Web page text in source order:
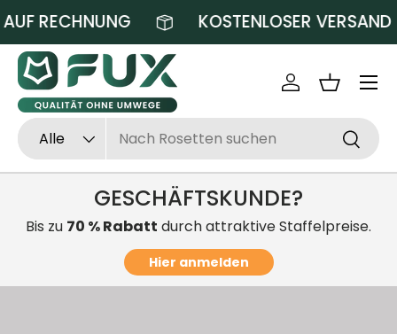
Direkt zum Inhalt
RECHNUNG KOSTENLOSER VERSAND
Suchen
Art
Alle Suchen
Einloggen
GESCHÄFTSKUNDE?
Bis zu 70 % Rabatt durch attraktive Staffelpreise.
Hier anmelden